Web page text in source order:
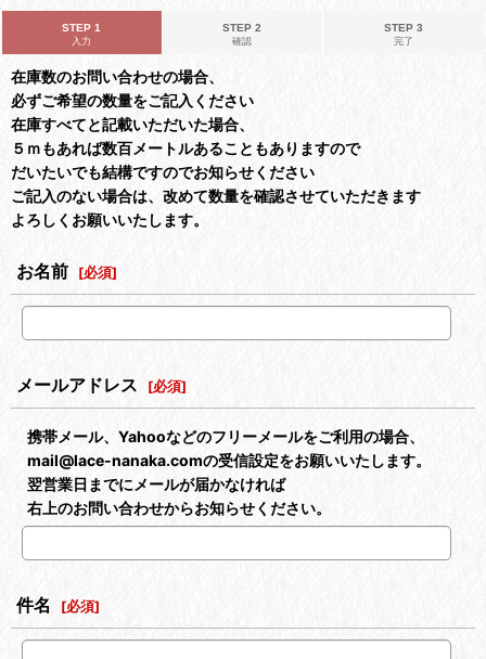
STEP 1
入力
STEP 2
確認
STEP 3
完了
在庫数のお問い合わせの場合、
必ずご希望の数量をご記入ください
在庫すべてと記載いただいた場合、
５ｍもあれば数百メートルあることもありますので
だいたいでも結構ですのでお知らせください
ご記入のない場合は、改めて数量を確認させていただきます
よろしくお願いいたします。
お名前 [必須]
メールアドレス [必須]
携帯メール、Yahooなどのフリーメールをご利用の場合、
mail@lace-nanaka.comの受信設定をお願いいたします。
翌営業日までにメールが届かなければ
右上のお問い合わせからお知らせください。
件名 [必須]